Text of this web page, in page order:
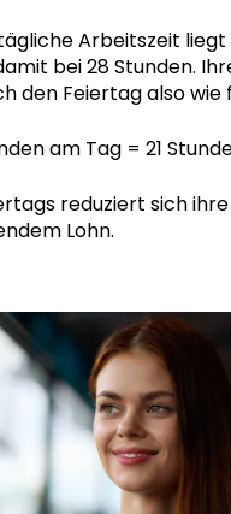
Arbeitszeit liegt
bei 28 Stunden.
den Feiertag also wie
am Tag = 21
reduziert sich
Lohn.